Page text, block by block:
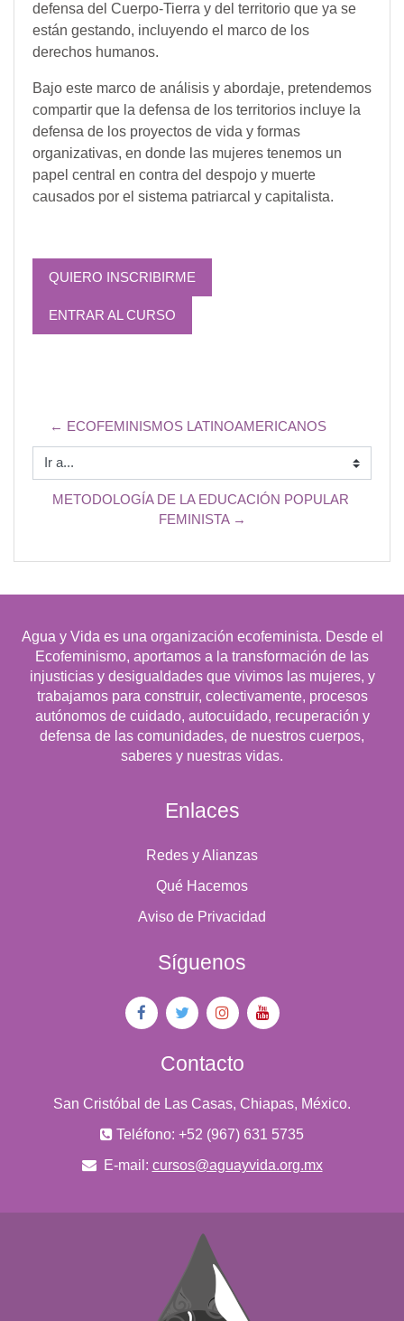
defensa del Cuerpo-Tierra y del territorio que ya se
están gestando, incluyendo el marco de los
derechos humanos.
Bajo este marco de análisis y abordaje, pretendemos
compartir que la defensa de los territorios incluye la
defensa de los proyectos de vida y formas
organizativas, en donde las mujeres tenemos un
papel central en contra del despojo y muerte
causados por el sistema patriarcal y capitalista.
QUIERO INSCRIBIRME
ENTRAR AL CURSO
← ECOFEMINISMOS LATINOAMERICANOS
Ir a...
METODOLOGÍA DE LA EDUCACIÓN POPULAR
FEMINISTA →
Agua y Vida es una organización ecofeminista. Desde el
Ecofeminismo, aportamos a la transformación de las
injusticias y desigualdades que vivimos las mujeres, y
trabajamos para construir, colectivamente, procesos
autónomos de cuidado, autocuidado, recuperación y
defensa de las comunidades, de nuestros cuerpos,
saberes y nuestras vidas.
Enlaces
Redes y Alianzas
Qué Hacemos
Aviso de Privacidad
Síguenos
Contacto
San Cristóbal de Las Casas, Chiapas, México.
Teléfono: +52 (967) 631 5735
E-mail: cursos@aguayvida.org.mx